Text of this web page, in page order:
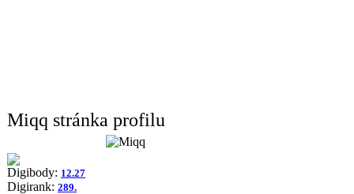
Miqq stránka profilu
Digibody: 12.27
Digirank: 289.